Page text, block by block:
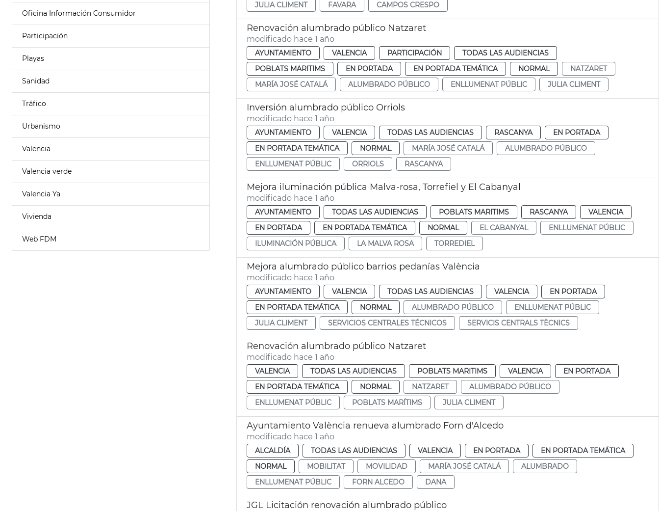
Oficina Información Consumidor
Participación
Playas
Sanidad
Tráfico
Urbanismo
Valencia
Valencia verde
Valencia Ya
Vivienda
Web FDM
JULIA CLIMENT
FAVARA CAMPOS CRESPO
Renovación alumbrado público Natzaret
modificado hace 1 año
AYUNTAMIENTO VALENCIA PARTICIPACIÓN
TODAS LAS AUDIENCIAS
POBLATS MARITIMS
EN PORTADA EN PORTADA TEMÁTICA NORMAL
NATZARET
MARÍA JOSÉ CATALÁ
ALUMBRADO PÚBLICO ENLLUMENAT PÚBLIC JULIA CLIMENT
Inversión alumbrado público Orriols
modificado hace 1 año
AYUNTAMIENTO VALENCIA TODAS LAS AUDIENCIAS RASCANYA
EN PORTADA
EN PORTADA TEMÁTICA
NORMAL MARÍA JOSÉ CATALÁ
ALUMBRADO PÚBLICO
ENLLUMENAT PÚBLIC
ORRIOLS RASCANYA
Mejora iluminación pública Malva-rosa, Torrefiel y El Cabanyal
modificado hace 1 año
AYUNTAMIENTO TODAS LAS AUDIENCIAS POBLATS MARITIMS RASCANYA
VALENCIA
EN PORTADA
EN PORTADA TEMÁTICA NORMAL EL CABANYAL
ENLLUMENAT PÚBLIC
ILUMINACIÓN PÚBLICA
LA MALVA ROSA TORREDIEL
Mejora alumbrado público barrios pedanías València
modificado hace 1 año
AYUNTAMIENTO VALENCIA TODAS LAS AUDIENCIAS VALENCIA
EN PORTADA
EN PORTADA TEMÁTICA
NORMAL ALUMBRADO PÚBLICO
ENLLUMENAT PÚBLIC
JULIA CLIMENT
SERVICIOS CENTRALES TÉCNICOS SERVICIS CENTRALS TÈCNICS
Renovación alumbrado público Natzaret
modificado hace 1 año
VALENCIA TODAS LAS AUDIENCIAS POBLATS MARITIMS VALENCIA
EN PORTADA
EN PORTADA TEMÁTICA
NORMAL NATZARET
ALUMBRADO PÚBLICO
ENLLUMENAT PÚBLIC
POBLATS MARÍTIMS JULIA CLIMENT
Ayuntamiento València renueva alumbrado Forn d'Alcedo
modificado hace 1 año
ALCALDÍA TODAS LAS AUDIENCIAS VALENCIA EN PORTADA
EN PORTADA TEMÁTICA
NORMAL
MOBILITAT MOVILIDAD MARÍA JOSÉ CATALÁ
ALUMBRADO
ENLLUMENAT PÚBLIC
FORN ALCEDO DANA
JGL Licitación renovación alumbrado público